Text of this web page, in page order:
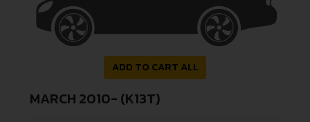
ADD TO CART ALL
MARCH 2010- (K13T)